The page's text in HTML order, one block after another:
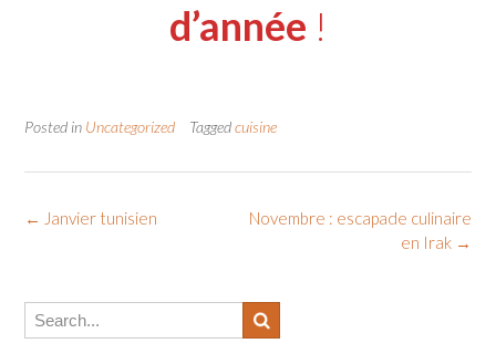
d’année !
Posted in Uncategorized Taggedcuisine
Post
Novembre : escapade culinaire
en Irak →
← Janvier tunisien